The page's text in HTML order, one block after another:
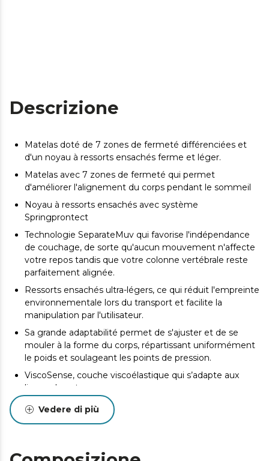
Descrizione
Matelas doté de 7 zones de fermeté différenciées et
d'un noyau à ressorts ensachés ferme et léger.
Matelas avec 7 zones de fermeté qui permet
d'améliorer l'alignement du corps pendant le sommeil
Noyau à ressorts ensachés avec système
Springprontect
Technologie SeparateMuv qui favorise l'indépendance
de couchage, de sorte qu'aucun mouvement n'affecte
votre repos tandis que votre colonne vertébrale reste
parfaitement alignée.
Ressorts ensachés ultra-légers, ce qui réduit l'empreinte
environnementale lors du transport et facilite la
manipulation par l'utilisateur.
Sa grande adaptabilité permet de s'ajuster et de se
mouler à la forme du corps, répartissant uniformément
le poids et soulageant les points de pression.
ViscoSense, couche viscoélastique qui s’adapte aux
lignes de votre corps.
Tissu SmoothFeel qui offre élasticité, douceur, haute
respirabilité, résistance et est facile à nettoyer.
Vedere di più